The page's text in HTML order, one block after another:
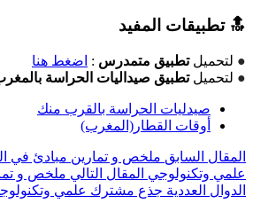
🔝 تطبيقات المفيد
● لتحميلتطبيق متمدرس : اضغط هنا
● لتحميلتطبيق صيداليات الحراسة
صيدليات الحراسة بالقرب منك
أوقات القطار(المغرب)
المقال السابق ملخص و تمارين مبادئ في
علمي وتكنولوجي المقال التالي ملخص و
الدوال العددية جذع مشترك علمي